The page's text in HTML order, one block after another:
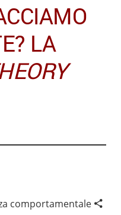
LA
comportamentale